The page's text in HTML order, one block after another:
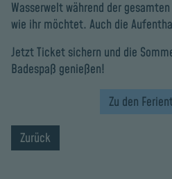
Wasserwelt während der
wie ihr möchtet. Auch die
Jetzt Ticket sichern und die
Badespaß genießen!
Zu den
Zurück